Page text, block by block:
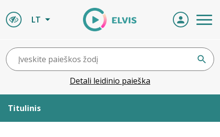
LT
Detali leidinio paieška
Titulinis